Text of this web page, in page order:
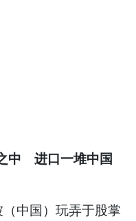
中 进口一堆中国
中国）玩弄于股掌